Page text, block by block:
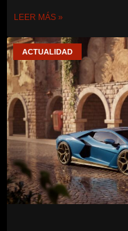
LEER MÁS »
ACTUALIDAD